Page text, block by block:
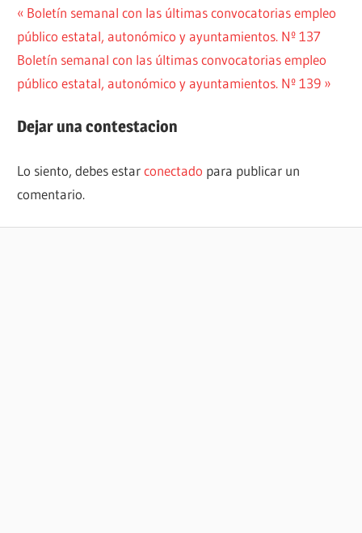
Navegación
de
entradas
Entrada
anterior:
Boletín semanal con las últimas convocatorias empleo
público estatal, autonómico y ayuntamientos. Nº 137
Siguiente
entrada:
Boletín semanal con las últimas convocatorias empleo
público estatal, autonómico y ayuntamientos. Nº 139
Dejar una contestacion
Lo siento, debes estarconectado para publicar un
comentario.